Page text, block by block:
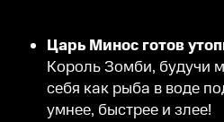
Царь Минос готов
Король Зомби, будучи
себя как рыба в воде
умнее, быстрее и злее!